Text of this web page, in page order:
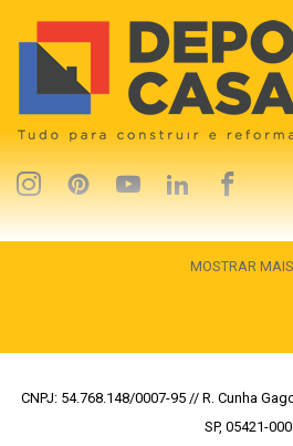
MOSTRAR MAIS
CNPJ: 54.768.148/0007-95 // R. Cunha
SP, 05421-000